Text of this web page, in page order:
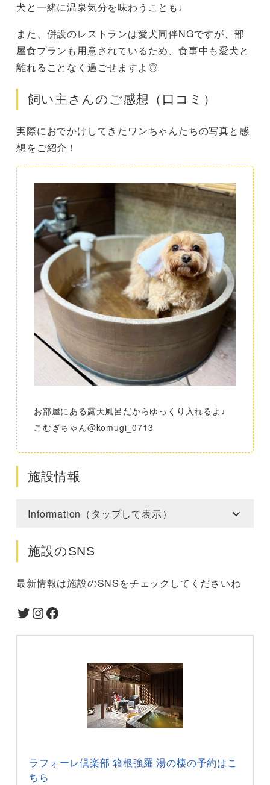
犬と一緒に温泉気分を味わうことも♩
また、併設のレストランは愛犬同伴NGですが、部
屋食プランも用意されているため、食事中も愛犬と
離れることなく過ごせますよ◎
飼い主さんのご感想（口コミ）
実際におでかけしてきたワンちゃんたちの写真と感
想をご紹介！
お部屋にある露天風呂だからゆっくり入れるよ♩
こむぎちゃん@komugi_0713
施設情報
Information（タップして表示）
施設のSNS
最新情報は施設のSNSをチェックしてくださいね
Twitter
Instagram
Facebook
ラフォーレ倶楽部 箱根強羅 湯の棲の予約はこ
ちら